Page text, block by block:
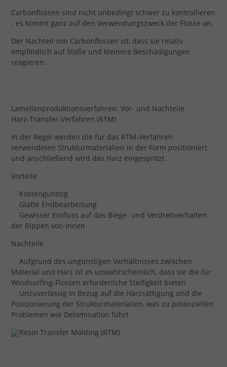
Carbonflossen sind nicht unbedingt schwer zu kontrollieren
- es kommt ganz auf den Verwendungszweck der Flosse an.
Der Nachteil von Carbonflossen ist, dass sie relativ
empfindlich auf Stöße und kleinere Beschädigungen
reagieren.
Lamellenproduktionsverfahren: Vor- und Nachteile
Harz-Transfer-Verfahren (RTM)
In der Regel werden die für das RTM-Verfahren
verwendeten Strukturmaterialien in der Form positioniert
und anschließend wird das Harz eingespritzt.
Vorteile
Kostengünstig
Glatte Endbearbeitung
Gewisser Einfluss auf das Biege- und Verdrehverhalten
der Rippen von innen
Nachteile
Aufgrund des ungünstigen Verhältnisses zwischen
Material und Harz ist es unwahrscheinlich, dass sie die für
Windsurfing-Flossen erforderliche Steifigkeit bieten
Unzuverlässig in Bezug auf die Harzsättigung und die
Positionierung der Strukturmaterialien, was zu potenziellen
Problemen wie Delamination führt